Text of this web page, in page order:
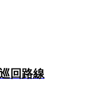
回路線